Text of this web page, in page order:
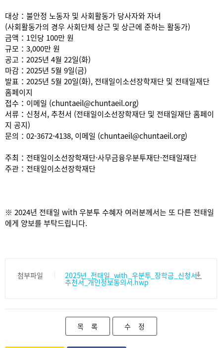
대상：불안정 노동자 및 사회활동가 당사자와 자녀
(사회활동가의 경우 사회단체 상근 및 상근에 준하는 활동가)
금액：1인당 100만 원
규모：3,000만 원
공고：2025년 4월 22일(화)
마감：2025년 5월 9일(금)
발표：2025년 5월 20일(화), 전태일이소선장학재단 및 전태일재단
홈페이지
접수：이메일 (chuntaeil@chuntaeil.org)
서류：신청서, 추천서 (전태일이소선장학재단 및 전태일재단 홈페이
지 공지)
문의：02-3672-4138, 이메일 (chuntaeil@chuntaeil.org)
주최：전태일이소선장학재단·사무금융우분투재단·전태일재단
주관：전태일이소선장학재단
※ 2024년 전태일 with 우분투 수혜자 여러분께서는 또 다른 전태일
에게 양보를 부탁드립니다.
첨부파일 2025년_전태일_with_우분투_장학금_신청서_
추천서_개인정보동의서.hwp
목 록 수 정